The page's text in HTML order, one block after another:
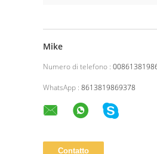
Mike
Numero di telefono :
WhatsApp : 8613819869378